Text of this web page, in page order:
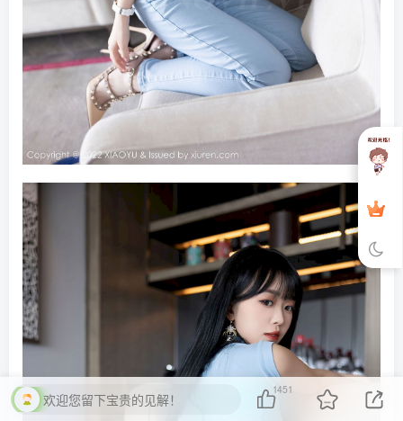
欢迎您留下宝贵的见解！
1451